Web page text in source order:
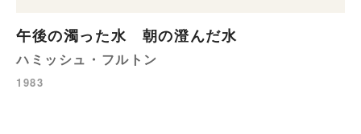
午後の濁った水 朝の澄んだ水
ハミッシュ・フルトン
1983